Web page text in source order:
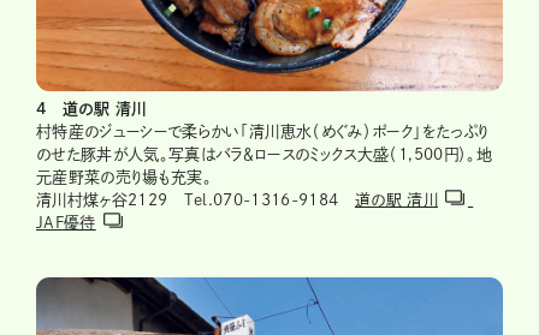
4 道の駅 清川
村特産のジューシーで柔らかい「清川恵水（めぐみ）ポーク」をたっぷり
のせた豚丼が人気。写真はバラ＆ロースのミックス大盛（1,500円）。地
元産野菜の売り場も充実。
清川村煤ヶ谷2129 Tel.070-1316-9184 道の駅 清川
JAF優待